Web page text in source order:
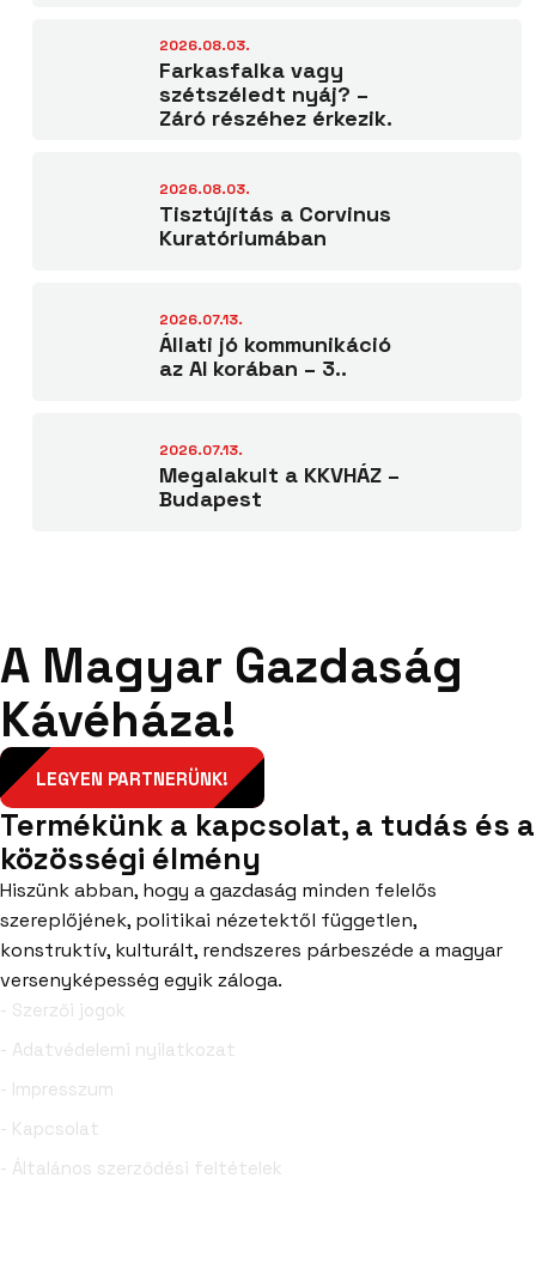
2026.08.03.
Farkasfalka vagy
szétszéledt nyáj? –
Záró részéhez érkezik.
2026.08.03.
Tisztújítás a Corvinus
Kuratóriumában
2026.07.13.
Állati jó kommunikáció
az AI korában – 3..
2026.07.13.
Megalakult a KKVHÁZ –
Budapest
A Magyar Gazdaság
Kávéháza!
LEGYEN PARTNERÜNK!
Termékünk a kapcsolat, a tudás és a
közösségi élmény
Hiszünk abban, hogy a gazdaság minden felelős
szereplőjének, politikai nézetektől független,
konstruktív, kulturált, rendszeres párbeszéde a magyar
versenyképesség egyik záloga.
- Szerzői jogok
- Adatvédelemi nyilatkozat
- Impresszum
- Kapcsolat
- Általános szerződési feltételek